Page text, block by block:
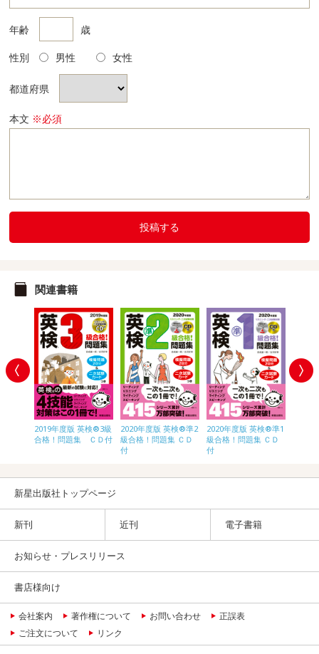
年齢 歳
性別 男性 女性
都道府県
本文 ※必須
投稿する
関連書籍
2019年度版 英検®3級
合格！問題集 ＣＤ付
2020年度版 英検®準2
級合格！問題集 ＣＤ
付
2020年度版 英検®準1
級合格！問題集 ＣＤ
付
新星出版社トップページ
新刊 近刊 電子書籍
お知らせ・プレスリリース
書店様向け
会社案内 著作権について お問い合わせ
正誤表
ご注文について
リンク